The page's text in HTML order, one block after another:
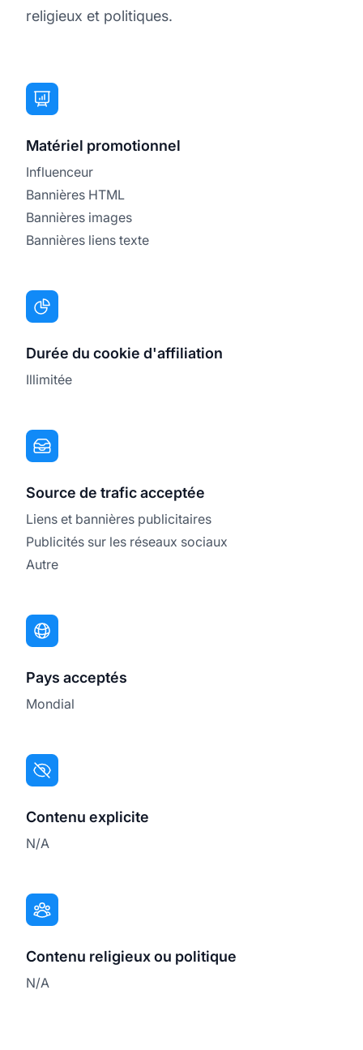
religieux et politiques.
Matériel promotionnel
Influenceur
Bannières HTML
Bannières images
Bannières liens texte
Durée du cookie d'affiliation
Illimitée
Source de trafic acceptée
Liens et bannières publicitaires
Publicités sur les réseaux sociaux
Autre
Pays acceptés
Mondial
Contenu explicite
N/A
Contenu religieux ou politique
N/A